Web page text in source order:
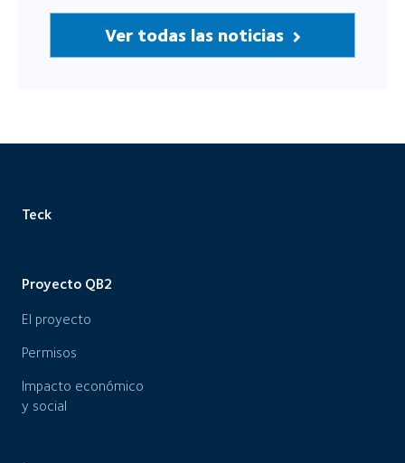
Ver todas las noticias
Teck
Proyecto QB2
El proyecto
Permisos
Impacto económico
y social